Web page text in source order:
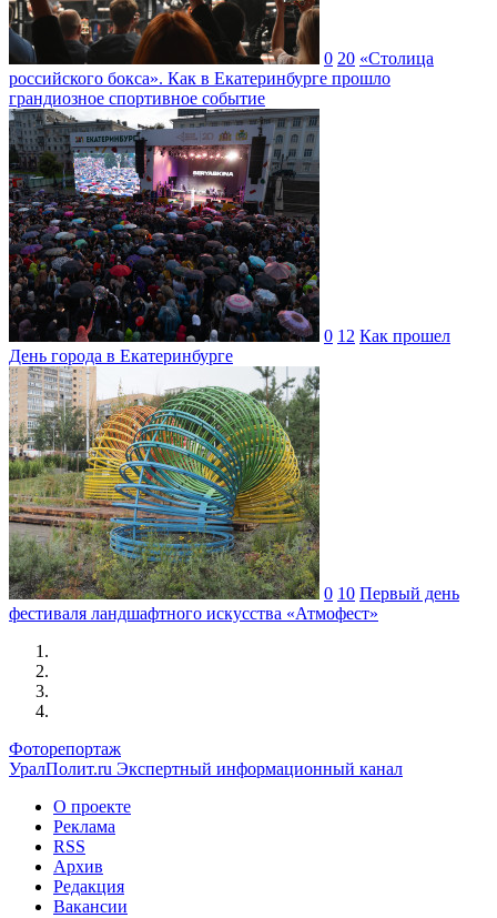
0 20 «Столица
российского бокса». Как в Екатеринбурге прошло
грандиозное спортивное событие
0 12 Как прошел
День города в Екатеринбурге
0 10 Первый день
фестиваля ландшафтного искусства «Атмофест»
Фоторепортаж
УралПолит.ru Экспертный информационный канал
О проекте
Реклама
RSS
Архив
Редакция
Вакансии